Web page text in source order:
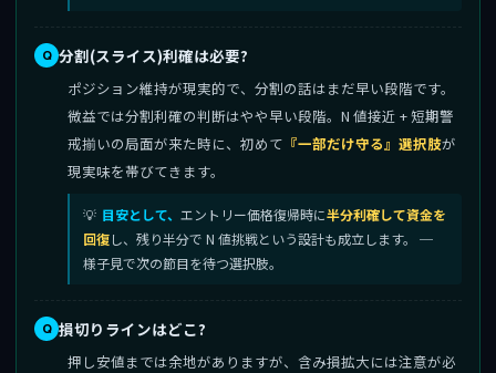
分割(スライス)利確は必要?
ポジション維持が現実的で、分割の話はまだ早い段階です。
微益では分割利確の判断はやや早い段階。N 値接近 + 短期警
戒揃いの局面が来た時に、初めて 『一部だけ守る』選択肢が
現実味を帯びてきます。
目安として、 エントリー価格復帰時に半分利確して資金を
回復し、残り半分で N 値挑戦という設計も成立します。 ─
様子見で次の節目を待つ選択肢。
損切りラインはどこ?
押し安値までは余地がありますが、含み損拡大には注意が必